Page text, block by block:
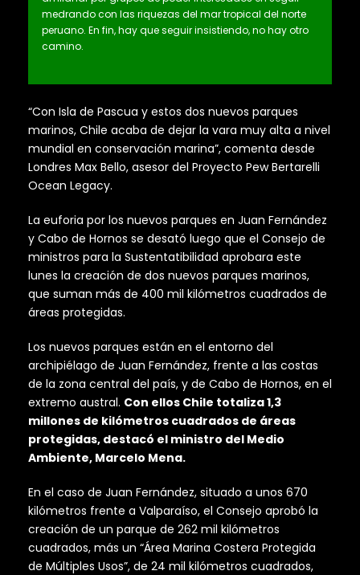
medrando con las riquezas del mar tropical del norte
peruano. En fin, hay que seguir insistiendo, no hay otro
camino.
“Con Isla de Pascua y estos dos nuevos parques
marinos, Chile acaba de dejar la vara muy alta a nivel
mundial en conservación marina”, comenta desde
Londres Max Bello, asesor del Proyecto Pew Bertarelli
Ocean Legacy.
La euforia por los nuevos parques en Juan Fernández
y Cabo de Hornos se desató luego que el Consejo de
ministros para la Sustentatibilidad aprobara este
lunes la creación de dos nuevos parques marinos,
que suman más de 400 mil kilómetros cuadrados de
áreas protegidas.
Los nuevos parques están en el entorno del
archipiélago de Juan Fernández, frente a las costas
de la zona central del país, y de Cabo de Hornos, en el
extremo austral. Con ellos Chile totaliza 1,3
millones de kilómetros cuadrados de áreas
protegidas, destacó el ministro del Medio
Ambiente, Marcelo Mena.
En el caso de Juan Fernández, situado a unos 670
kilómetros frente a Valparaíso, el Consejo aprobó la
creación de un parque de 262 mil kilómetros
cuadrados, más un “Área Marina Costera Protegida
de Múltiples Usos”, de 24 mil kilómetros cuadrados,